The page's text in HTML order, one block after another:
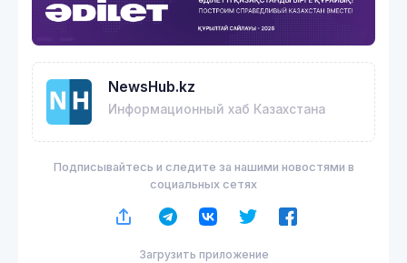
NewsHub.kz
Информационный хаб Казахстана
Подписывайтесь и следите за нашими новостями в
социальных сетях
Загрузить приложение